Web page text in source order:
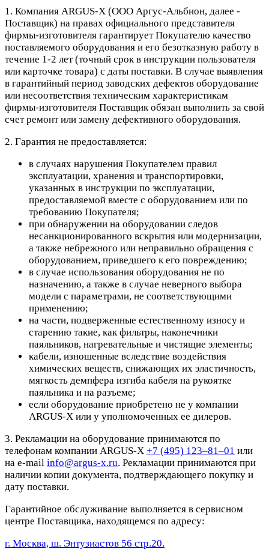
1. Компания ARGUS-X (ООО Аргус-Альбион, далее -
Поставщик) на правах официального представителя
фирмы-изготовителя гарантирует Покупателю качество
поставляемого оборудования и его безотказную работу в
течение 1-2 лет (точный срок в инструкции пользователя
или карточке товара) с даты поставки. В случае выявления
в гарантийный период заводских дефектов оборудование
или несоответствия техническим характеристикам
фирмы-изготовителя Поставщик обязан выполнить за свой
счет ремонт или замену дефективного оборудования.
2. Гарантия не предоставляется:
в случаях нарушения Покупателем правил
эксплуатации, хранения и транспортировки,
указанных в инструкции по эксплуатации,
предоставляемой вместе с оборудованием или по
требованию Покупателя;
при обнаружении на оборудовании следов
несанкционированного вскрытия или модернизации,
а также небрежного или неправильно обращения с
оборудованием, приведшего к его повреждению;
в случае использования оборудования не по
назначению, а также в случае неверного выбора
модели с параметрами, не соответствующими
применению;
на части, подверженные естественному износу и
старению такие, как фильтры, наконечники
паяльников, нагревательные и чистящие элементы;
кабели, изношенные вследствие воздействия
химических веществ, снижающих их эластичность,
мягкость демпфера изгиба кабеля на рукоятке
паяльника и на разъеме;
если оборудование приобретено не у компании
ARGUS-X или у уполномоченных ее дилеров.
3. Рекламации на оборудование принимаются по
телефонам компании ARGUS-X +7 (495) 123–81–01 или
на e-mail info@argus-x.ru. Рекламации принимаются при
наличии копии документа, подтверждающего покупку и
дату поставки.
Гарантийное обслуживание выполняется в сервисном
центре Поставщика, находящемся по адресу:
г. Москва, ш. Энтузиастов 56 стр.20.